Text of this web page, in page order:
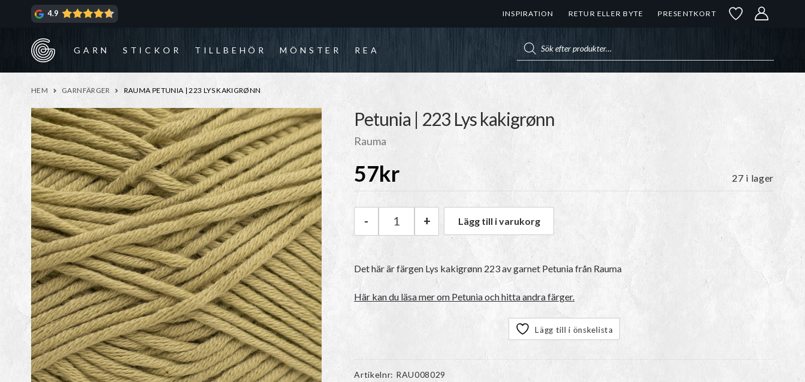
4.9 INSPIRATION RETUR ELLER BYTE PRESENTKORT
GARN STICKOR TILLBEHÖR MÖNSTER REA
HEM GARNFÄRGER RAUMA PETUNIA | 223 LYS KAKIGRØNN
Petunia | 223 Lys kakigrønn
Rauma
57kr 27 i lager
Rauma Petunia | 223 Lys kakigrønn mängd
- + Lägg till i varukorg
Det här är färgen Lys kakigrønn 223av garnet Petuniafrån Rauma
Här kan du läsa mer om Petunia och hitta andra färger.
Lägg till i önskelista
Artikelnr: RAU008029